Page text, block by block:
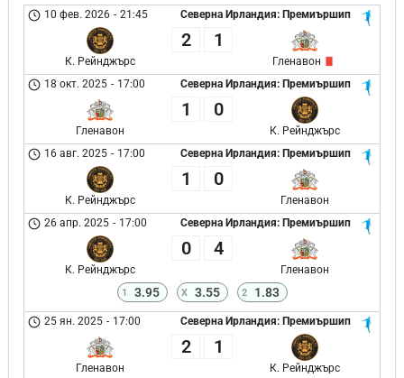
Северна Ирландия: Премиършип
10 фев. 2026 - 21:45
К. Рейнджърс
2 1
Гленавон
Северна Ирландия: Премиършип
18 окт. 2025 - 17:00
Гленавон
1 0
К. Рейнджърс
Северна Ирландия: Премиършип
16 авг. 2025 - 17:00
К. Рейнджърс
1 0
Гленавон
Северна Ирландия: Премиършип
26 апр. 2025 - 17:00
К. Рейнджърс
0 4
Гленавон
1 3.95 X 3.55 2 1.83
Северна Ирландия: Премиършип
25 ян. 2025 - 17:00
Гленавон
2 1
К. Рейнджърс